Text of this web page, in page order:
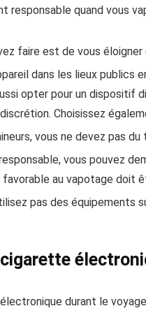
responsable quand vous
faire est de vous éloigner
dans les lieux publics
opter pour un
Choisissez
vous ne devez pas
vous pouvez
favorable au vapotage
pas des équipements